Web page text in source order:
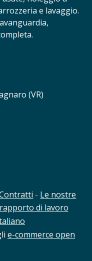
e lavaggio.
(VR)
​ - ​ Le nostre
di lavoro
e-commerce open